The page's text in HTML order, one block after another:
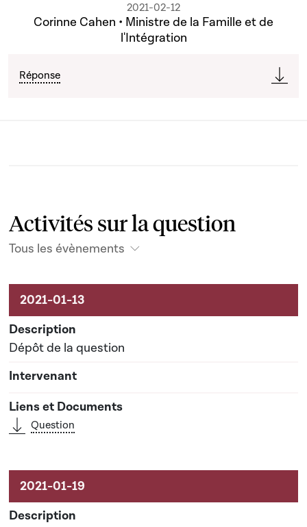
2021-02-12
Corinne Cahen • Ministre de la Famille et de
l'Intégration
Réponse
Activités sur la question
Tous les évènements
Activités sur le dossier
Dépôt de la question
Question